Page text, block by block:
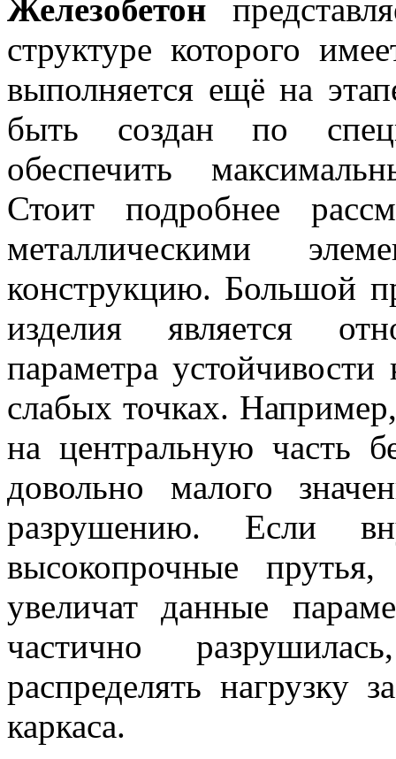
Железобетон
структуре которого
выполняется ещё на
быть создан по
обеспечить
Стоит подробнее
металлическими
конструкцию. Большой
изделия является
параметра
слабых точках.
на центральную часть
довольно малого
разрушению. Если
высокопрочные
увеличат данные
частично
распределять нагрузку
каркаса.